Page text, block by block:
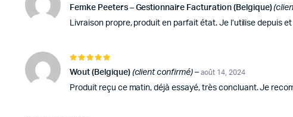
5sur 5
Femke Peeters – Gestionnaire Facturation (Belgique)
Livraison propre, produit en parfait état. Je l’utilise depuis
5sur 5
Wout (Belgique) (client confirmé) – août 14, 2024
Produit reçu ce matin, déjà essayé, très concluant. Je